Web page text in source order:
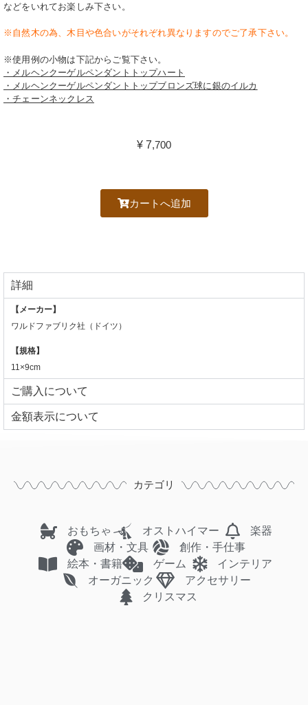
などをいれてお楽しみ下さい。
※自然木の為、木目や色合いがそれぞれ異なりますのでご了承下さい。
※使用例の小物は下記からご覧下さい。
・メルヘンクーゲルペンダントトップハート
・メルヘンクーゲルペンダントトップブロンズ球に銀のイルカ
・チェーンネックレス
¥ 7,700
カートへ追加
詳細
【メーカー】
ワルドファブリク社（ドイツ）
【規格】
11×9cm
ご購入について
⾦額表⽰について
カテゴリ
おもちゃ オストハイマー
楽器
画材・文具
創作・手仕事
絵本・書籍
ゲーム
インテリア
オーガニック
アクセサリー
クリスマス